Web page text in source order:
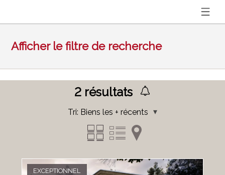
Afficher le filtre de recherche
2 résultats
Tri: Biens les + récents
EXCEPTIONNEL